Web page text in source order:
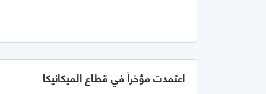
اعتمدت مؤخراً في قطاع الميكانيكا